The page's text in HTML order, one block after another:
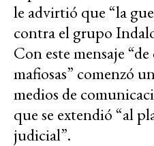
le advirtió que “la
contra el grupo
Con este mensaje
mafiosas” comenzó
medios de
que se extendió “al
judicial”.